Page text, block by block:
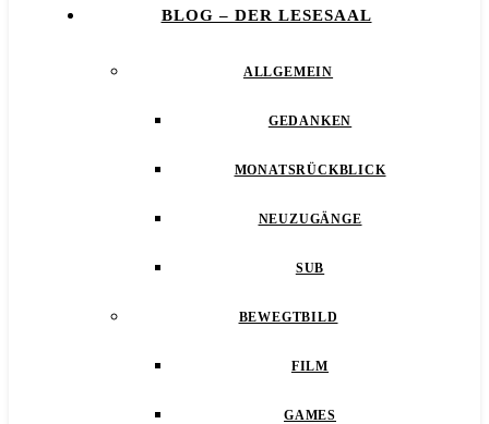
BLOG – DER LESESAAL
ALLGEMEIN
GEDANKEN
MONATSRÜCKBLICK
NEUZUGÄNGE
SUB
BEWEGTBILD
FILM
GAMES